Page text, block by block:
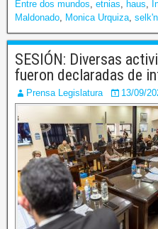
Entre dos mundos etnias haus
Maldonado
Monica Urquiza
SESIÓN: Diversas
fueron declaradas de
Prensa Legislatura 13/09/